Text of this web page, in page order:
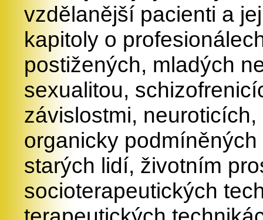
vzdělanější pacienti a
kapitoly o
postižených, mladých
sexualitou,
závislostmi,
organicky
starých lidí, životním
socioterapeutických